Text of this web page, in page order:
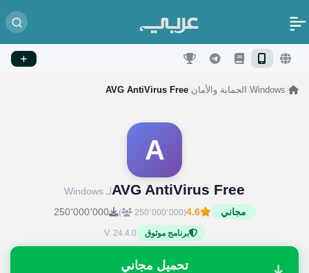
/
Windows
/ الحماية والأمان/
AVG AntiVirus Free
A
AVG AntiVirus Freeلـ Windows
مجاني
4.6(250٬000٬000 ) 250٬000٬000
برنامج موثوق V. 24.4.0
تحميل مجاني